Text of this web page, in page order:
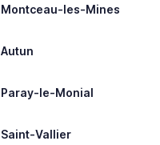
Montceau-les-Mines
Autun
Paray-le-Monial
Saint-Vallier